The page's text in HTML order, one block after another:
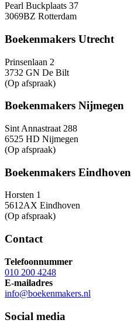
Pearl Buckplaats 37
3069BZ Rotterdam
Boekenmakers Utrecht
Prinsenlaan 2
3732 GN De Bilt
(Op afspraak)
Boekenmakers Nijmegen
Sint Annastraat 288
6525 HD Nijmegen
(Op afspraak)
Boekenmakers Eindhoven
Horsten 1
5612AX Eindhoven
(Op afspraak)
Contact
Telefoonnummer
010 200 4248
E-mailadres
info@boekenmakers.nl
Social media